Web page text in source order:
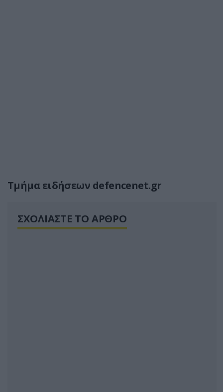
Τμήμα ειδήσεων defencenet.gr
ΣΧΟΛΙΑΣΤΕ ΤΟ ΑΡΘΡΟ